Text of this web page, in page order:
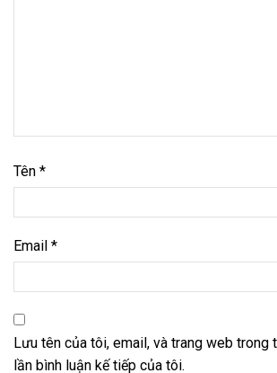
Tên *
Email *
Lưu tên của tôi, email, và trang web trong
lần bình luận kế tiếp của tôi.